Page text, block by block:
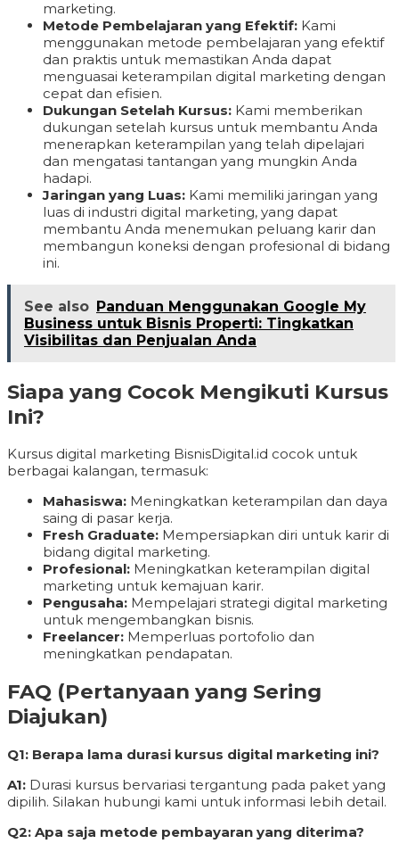
marketing.
Metode Pembelajaran yang Efektif: Kami
menggunakan metode pembelajaran yang efektif
dan praktis untuk memastikan Anda dapat
menguasai keterampilan digital marketing dengan
cepat dan efisien.
Dukungan Setelah Kursus: Kami memberikan
dukungan setelah kursus untuk membantu Anda
menerapkan keterampilan yang telah dipelajari
dan mengatasi tantangan yang mungkin Anda
hadapi.
Jaringan yang Luas: Kami memiliki jaringan yang
luas di industri digital marketing, yang dapat
membantu Anda menemukan peluang karir dan
membangun koneksi dengan profesional di bidang
ini.
See also Panduan Menggunakan Google My
Business untuk Bisnis Properti: Tingkatkan
Visibilitas dan Penjualan Anda
Siapa yang Cocok Mengikuti Kursus
Ini?
Kursus digital marketing BisnisDigital.id cocok untuk
berbagai kalangan, termasuk:
Mahasiswa: Meningkatkan keterampilan dan daya
saing di pasar kerja.
Fresh Graduate: Mempersiapkan diri untuk karir di
bidang digital marketing.
Profesional: Meningkatkan keterampilan digital
marketing untuk kemajuan karir.
Pengusaha: Mempelajari strategi digital marketing
untuk mengembangkan bisnis.
Freelancer: Memperluas portofolio dan
meningkatkan pendapatan.
FAQ (Pertanyaan yang Sering
Diajukan)
Q1: Berapa lama durasi kursus digital marketing ini?
A1: Durasi kursus bervariasi tergantung pada paket yang
dipilih. Silakan hubungi kami untuk informasi lebih detail.
Q2: Apa saja metode pembayaran yang diterima?